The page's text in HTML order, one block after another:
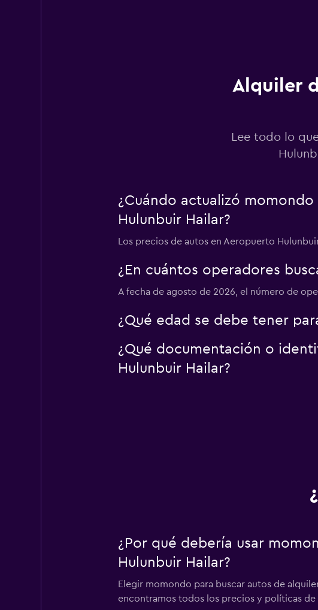
Alquiler
Lee todo lo
¿Cuándo actualizó
Hulunbuir Hailar?
Los precios de autos en Aeropuerto
¿En cuántos operadores
A fecha de agosto de 2026, el número de
¿Qué edad se debe tener
¿Qué documentación o
Hulunbuir Hailar?
¿Por qué debería usar
Hulunbuir Hailar?
Elegir momondo para buscar autos de
encontramos todos los precios y políticas de